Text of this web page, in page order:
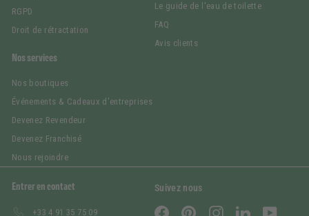
RGPD
Droit de rétractation
Le guide de l'eau de toilette
FAQ
Avis clients
Nos services
Nos boutiques
Événements & Cadeaux d'entreprises
Devenez Revendeur
Devenez Franchisé
Nous rejoindre
Entrer en contact
+33 4 91 35 75 09
Suivez nous
FacebookPinterestInstagramLinkedIn